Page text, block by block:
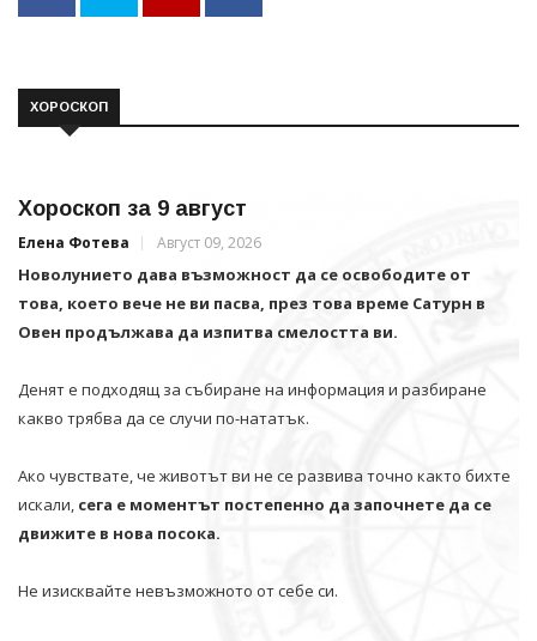
ХОРОСКОП
Хороскоп за 9 август
Елена Фотева Август 09, 2026
Новолунието дава възможност да се освободите от
това, което вече не ви пасва, през това време Сатурн в
Овен продължава да изпитва смелостта ви.
Денят е подходящ за събиране на информация и разбиране
какво трябва да се случи по-нататък.
Ако чувствате, че животът ви не се развива точно както бихте
искали, сега е моментът постепенно да започнете да се
движите в нова посока.
Не изисквайте невъзможното от себе си.